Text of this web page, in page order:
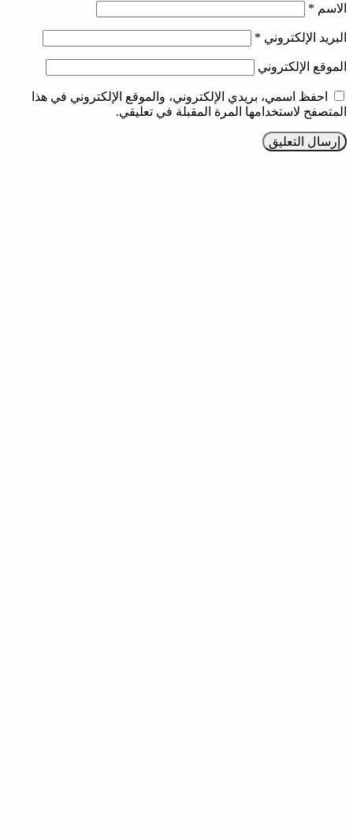
الاسم *
البريد الإلكتروني *
الموقع الإلكتروني
احفظ اسمي، بريدي الإلكتروني، والموقع الإلكتروني في هذا
المتصفح لاستخدامها المرة المقبلة في تعليقي.